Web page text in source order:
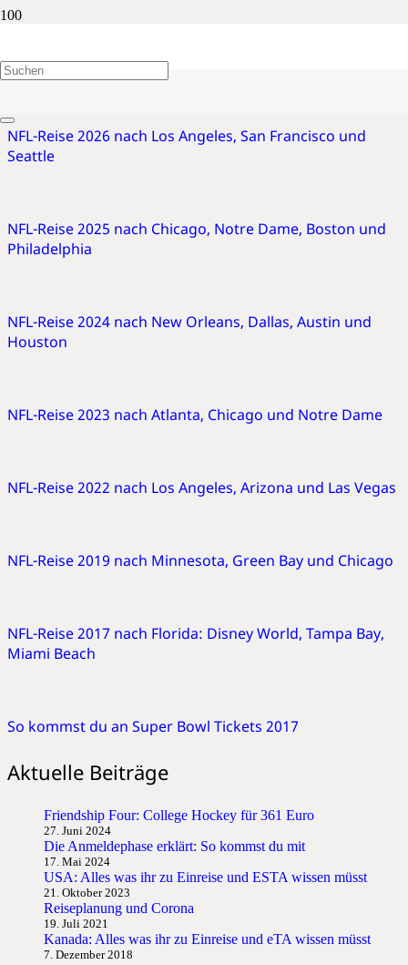
American Football
NFL-Reise 2026 nach Los Angeles, San Francisco und
Seattle
NFL-Reise 2025 nach Chicago, Notre Dame, Boston und
Philadelphia
NFL-Reise 2024 nach New Orleans, Dallas, Austin und
Houston
NFL-Reise 2023 nach Atlanta, Chicago und Notre Dame
NFL-Reise 2022 nach Los Angeles, Arizona und Las Vegas
NFL-Reise 2019 nach Minnesota, Green Bay und Chicago
NFL-Reise 2017 nach Florida: Disney World, Tampa Bay,
Miami Beach
So kommst du an Super Bowl Tickets 2017
Aktuelle Beiträge
Friendship Four: College Hockey für 361 Euro
27. Juni 2024
Die Anmeldephase erklärt: So kommst du mit
17. Mai 2024
USA: Alles was ihr zu Einreise und ESTA wissen müsst
21. Oktober 2023
Reiseplanung und Corona
19. Juli 2021
Kanada: Alles was ihr zu Einreise und eTA wissen müsst
7. Dezember 2018